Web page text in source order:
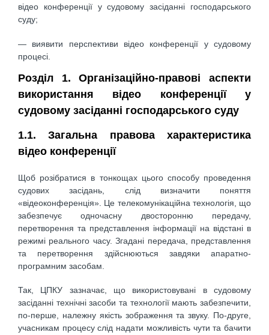
відео конференції у судовому засіданні господарського
суду;
— виявити перспективи відео конференції у судовому
процесі.
Розділ 1. Організаційно-правові аспекти
використання відео конференції у
судовому засіданні господарського суду
1.1. Загальна правова характеристика
відео конференції
Щоб розібратися в тонкощах цього способу проведення
судових засідань, слід визначити поняття
«відеоконференція». Це телекомунікаційна технологія, що
забезпечує одночасну двосторонню передачу,
перетворення та представлення інформації на відстані в
режимі реального часу. Згадані передача, представлення
та перетворення здійснюються завдяки апаратно-
програмним засобам.
Так, ЦПКУ зазначає, що використовувані в судовому
засіданні технічні засоби та технології мають забезпечити,
по-перше, належну якість зображення та звуку. По-друге,
учасникам процесу слід надати можливість чути та бачити